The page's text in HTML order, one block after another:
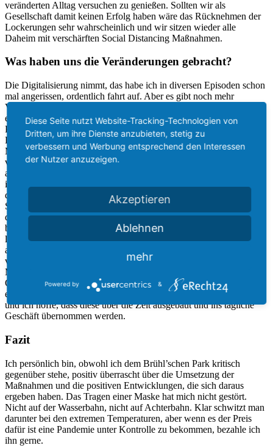
veränderten Alltag versuchen zu genießen. Sollten wir als
Gesellschaft damit keinen Erfolg haben wäre das Rücknehmen der
Lockerungen sehr wahrscheinlich und wir sitzen wieder alle
Daheim mit verschärften Social Distancing Maßnahmen.
Was haben uns die Veränderungen gebracht?
Die Digitalisierung nimmt, das habe ich in diversen Episoden schon
mal angerissen, ordentlich fahrt auf. Aber es gibt noch mehr
Veränderungen, die die Freizeitattraktionen mitnehmen können um
etwas positives daraus zu schöpfen. Beispielsweise das Thema freie
Platzwahl in Achterbahnen. Die neuesten Achterbahnen in
Deutschland wurden baulich schon so angepasst, dass ein
Mitarbeiter in der Station stehen und die Besucher auf die Reihen
verweisen kann. Dies wurde jetzt durch die Maßnahmen an nahezu
allen größeren Fahrgeschäften im Phantasialand umgesetzt. Sogar
im Freifall Turm Myster Castle gibt es Platznummern. Dies hat auch
den großen Vorteil, dass man den Durchsatz von Fahrgästen pro
Stunde deutlich steigern kann. Vorbei sind die Diskussionen über
die Reihe, in der man Platz nehmen möchte, oder die ewig
bevorzugte erste und letzte Reihe, während der restliche Bahnhof
leer steht. Eine gute Maßnahme, um es den Besuchern noch
angenehmer zu machen. Auch in der Gastronomie hat man dies an
vielen Freizeitattraktionen umgesetzt. Hier bieten sich viele
Möglichkeiten für Interaktion und Service am Besucher. Virtual
Queuing, digitale Lösungen für Einkäufe, verstärkter Einsatz durch
eigene Apps – wir konnten einige großartige Lösungen erkennen
und ich hoffe, dass diese über die Zeit ausgebaut und ins tägliche
Geschäft übernommen werden.
Fazit
Ich persönlich bin, obwohl ich dem Brühl’schen Park kritisch
gegenüber stehe, positiv überrascht über die Umsetzung der
Maßnahmen und die positiven Entwicklungen, die sich daraus
ergeben haben. Das Tragen einer Maske hat mich nicht gestört.
Nicht auf der Wasserbahn, nicht auf Achterbahn. Klar schwitzt man
darunter bei den extremen Temperaturen, aber wenn es der Preis
dafür ist eine Pandemie unter Kontrolle zu bekommen, bezahle ich
ihn gerne.
Diese Seite nutzt Website-Tracking-Technologien von
Dritten, um ihre Dienste anzubieten, stetig zu
verbessern und Werbung entsprechend den Interessen
der Nutzer anzuzeigen.
Akzeptieren
Ablehnen
mehr
Powered by &